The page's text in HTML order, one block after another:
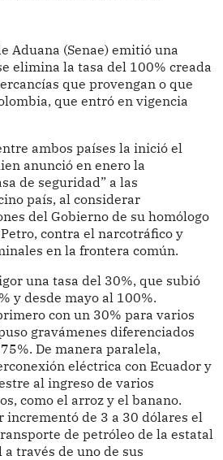
Aduana (Senae) emitió una
elimina la tasa del 100% creada
que provengan o que
que entró en vigencia
ambos países la inició el
anunció en enero la
de seguridad” a las
país, al considerar
del Gobierno de su homólogo
contra el narcotráfico y
en la frontera común.
una tasa del 30%, que subió
y desde mayo al 100%.
con un 30% para varios
gravámenes diferenciados
De manera paralela,
eléctrica con Ecuador y
al ingreso de varios
como el arroz y el banano.
incrementó de 3 a 30 dólares el
de petróleo de la estatal
través de uno de sus